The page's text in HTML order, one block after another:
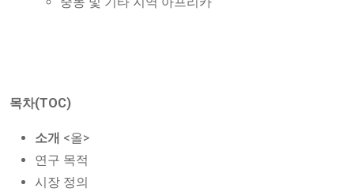
목차(TOC)
소개 <올>
연구 목적
시장 정의